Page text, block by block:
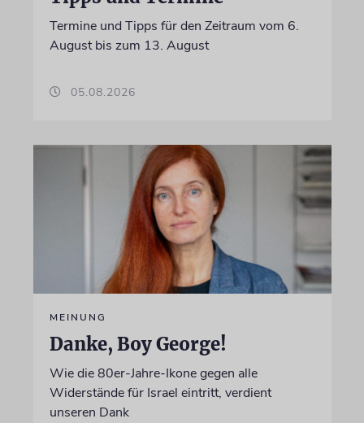
Termine und Tipps für den Zeitraum vom 6.
August bis zum 13. August
05.08.2026
MEINUNG
Danke, Boy George!
Wie die 80er-Jahre-Ikone gegen alle
Widerstände für Israel eintritt, verdient
unseren Dank